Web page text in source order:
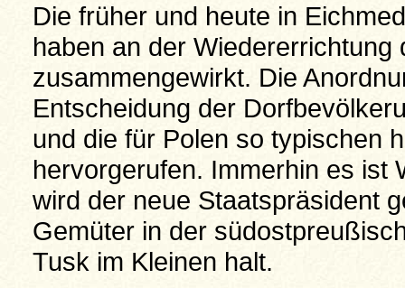
Die früher und heute in
haben an der
zusammengewirkt. Die
Entscheidung der
und die für Polen so typischen
hervorgerufen. Immerhin es ist
wird der neue Staatspräsident
Gemüter in der
Tusk im Kleinen halt.